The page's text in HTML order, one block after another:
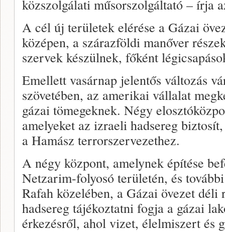
közszolgálati műsorszolgáltató – írja
A cél új területek elérése a Gázai
középen, a szárazföldi manőver
szervek készülnek, főként
Emellett vasárnap jelentős változás
szövetében, az amerikai vállalat
gázai tömegeknek. Négy
amelyeket az izraeli hadsereg
a Hamász terrorszervezethez.
A négy központ, amelynek építése
Netzarim-folyosó területén, és
Rafah közelében, a Gázai övezet
hadsereg tájékoztatni fogja a gázai
érkezésről, ahol vizet, élelmiszert és